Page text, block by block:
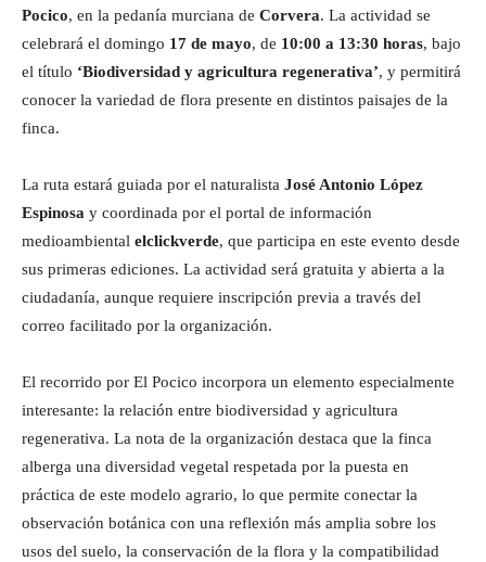
Pocico, en la pedanía murciana de Corvera. La actividad se
celebrará el domingo 17 de mayo, de 10:00 a 13:30 horas, bajo
el título ‘Biodiversidad y agricultura regenerativa’, y permitirá
conocer la variedad de flora presente en distintos paisajes de la
finca.
La ruta estará guiada por el naturalista José Antonio López
Espinosa y coordinada por el portal de información
medioambiental elclickverde, que participa en este evento desde
sus primeras ediciones. La actividad será gratuita y abierta a la
ciudadanía, aunque requiere inscripción previa a través del
correo facilitado por la organización.
El recorrido por El Pocico incorpora un elemento especialmente
interesante: la relación entre biodiversidad y agricultura
regenerativa. La nota de la organización destaca que la finca
alberga una diversidad vegetal respetada por la puesta en
práctica de este modelo agrario, lo que permite conectar la
observación botánica con una reflexión más amplia sobre los
usos del suelo, la conservación de la flora y la compatibilidad